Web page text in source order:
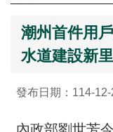
潮州首件用
水道建設新
發布日期：114-